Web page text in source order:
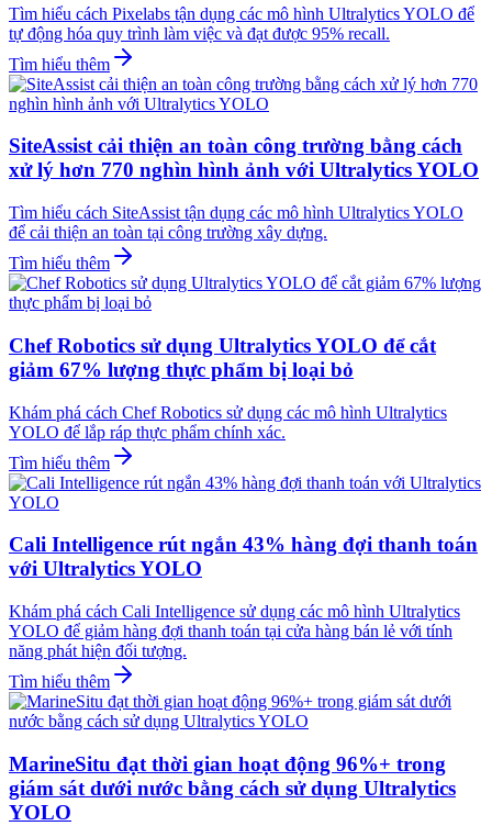
Tìm hiểu cách Pixelabs tận dụng các mô hình Ultralytics YOLO để
tự động hóa quy trình làm việc và đạt được 95% recall.
Tìm hiểu thêm
SiteAssist cải thiện an toàn công trường bằng cách
xử lý hơn 770 nghìn hình ảnh với Ultralytics YOLO
Tìm hiểu cách SiteAssist tận dụng các mô hình Ultralytics YOLO
để cải thiện an toàn tại công trường xây dựng.
Tìm hiểu thêm
Chef Robotics sử dụng Ultralytics YOLO để cắt
giảm 67% lượng thực phẩm bị loại bỏ
Khám phá cách Chef Robotics sử dụng các mô hình Ultralytics
YOLO để lắp ráp thực phẩm chính xác.
Tìm hiểu thêm
Cali Intelligence rút ngắn 43% hàng đợi thanh toán
với Ultralytics YOLO
Khám phá cách Cali Intelligence sử dụng các mô hình Ultralytics
YOLO để giảm hàng đợi thanh toán tại cửa hàng bán lẻ với tính
năng phát hiện đối tượng.
Tìm hiểu thêm
MarineSitu đạt thời gian hoạt động 96%+ trong
giám sát dưới nước bằng cách sử dụng Ultralytics
YOLO